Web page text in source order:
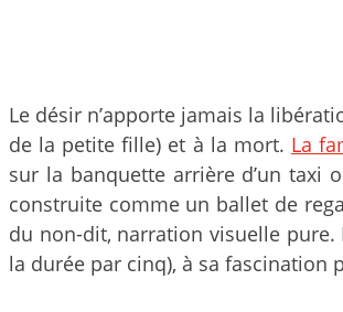
Le désir n’apporte jamais la
de la petite fille) et à la mort. La
sur la banquette arrière d’un taxi
construite comme un ballet de
du non-dit, narration visuelle
la durée par cinq), à sa